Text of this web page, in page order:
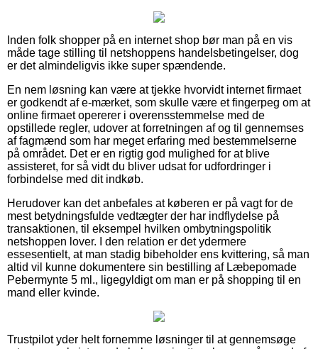
Inden folk shopper på en internet shop bør man på en vis
måde tage stilling til netshoppens handelsbetingelser, dog
er det almindeligvis ikke super spændende.
En nem løsning kan være at tjekke hvorvidt internet firmaet
er godkendt af e-mærket, som skulle være et fingerpeg om at
online firmaet opererer i overensstemmelse med de
opstillede regler, udover at forretningen af og til gennemses
af fagmænd som har meget erfaring med bestemmelserne
på området. Det er en rigtig god mulighed for at blive
assisteret, for så vidt du bliver udsat for udfordringer i
forbindelse med dit indkøb.
Herudover kan det anbefales at køberen er på vagt for de
mest betydningsfulde vedtægter der har indflydelse på
transaktionen, til eksempel hvilken ombytningspolitik
netshoppen lover. I den relation er det ydermere
essesentielt, at man stadig bibeholder ens kvittering, så man
altid vil kunne dokumentere sin bestilling af Læbepomade
Pebermynte 5 ml., ligegyldigt om man er på shopping til en
mand eller kvinde.
Trustpilot yder helt fornemme løsninger til at gennemsøge